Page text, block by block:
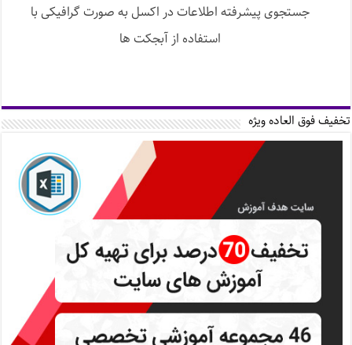
جستجوی پیشرفته اطلاعات در اکسل به صورت گرافیکی با
استفاده از آبجکت ها
تخفیف فوق العاده ویژه